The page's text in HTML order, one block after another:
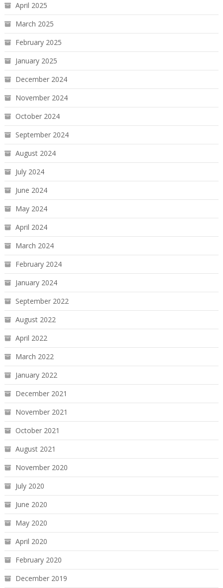
April 2025
March 2025
February 2025
January 2025
December 2024
November 2024
October 2024
September 2024
August 2024
July 2024
June 2024
May 2024
April 2024
March 2024
February 2024
January 2024
September 2022
August 2022
April 2022
March 2022
January 2022
December 2021
November 2021
October 2021
August 2021
November 2020
July 2020
June 2020
May 2020
April 2020
February 2020
December 2019